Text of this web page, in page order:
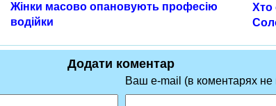
Жінки масово опановують професію
водійки
Хто
Додати коментар
Ваш e-mail (в коментарях не